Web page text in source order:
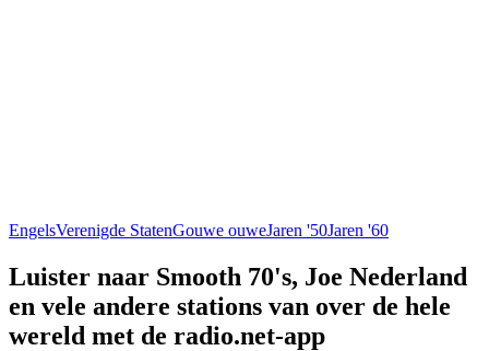
EngelsVerenigde StatenGouwe ouweJaren '50Jaren '60
Luister naar Smooth 70's, Joe Nederland
en vele andere stations van over de hele
wereld met de radio.net-app